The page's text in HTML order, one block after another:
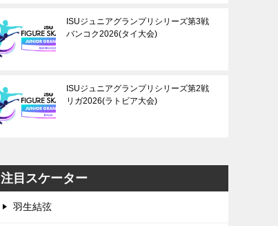
ISUジュニアグランプリシリーズ第3戦
バンコク2026(タイ大会)
ISUジュニアグランプリシリーズ第2戦
リガ2026(ラトビア大会)
注目スケーター
羽生結弦